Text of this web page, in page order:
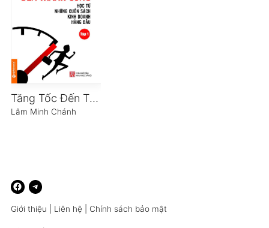
Tăng Tốc Đến Thành Công
Lâm Minh Chánh
Giới thiệu Liên hệ Chính sách bảo mật